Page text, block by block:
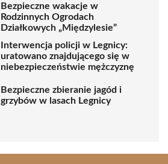
Bezpieczne wakacje w
Rodzinnych Ogrodach
Działkowych „Międzylesie”
Interwencja policji w Legnicy:
uratowano znajdującego się w
niebezpieczeństwie mężczyznę
Bezpieczne zbieranie jagód i
grzybów w lasach Legnicy